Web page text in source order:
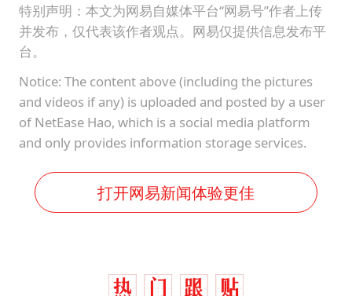
特别声明：本文为网易自媒体平台“网易号”作者上传
并发布，仅代表该作者观点。网易仅提供信息发布平
台。
Notice: The content above (including the pictures
and videos if any) is uploaded and posted by a user
of NetEase Hao, which is a social media platform
and only provides information storage services.
打开网易新闻体验更佳